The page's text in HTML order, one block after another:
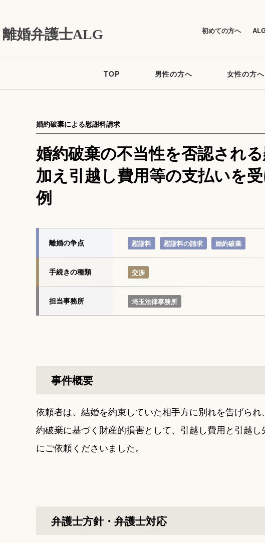
離婚弁護士ALG 初めての方へ
TOP 男性の方へ 女性の方へ
婚約破棄の不当性を否認され
加え引越し費用等の支払いを
例
婚約破棄による慰謝料請求
離婚の争点 慰謝料 慰謝料の請求 婚約破棄
手続きの種類 交渉
担当事務所 埼玉法律事務所
事件概要
依頼者は、結婚を約束していた相手方に別れを告げら
約破棄に基づく財産的損害として、引越し費用と引越
にご依頼くださいました。
弁護士方針・弁護士対応